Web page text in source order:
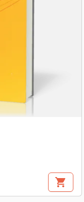
shopping_cart